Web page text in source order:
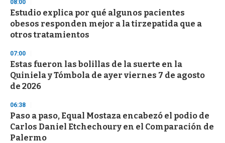
08:00
Estudio explica por qué algunos pacientes
obesos responden mejor a la tirzepatida que a
otros tratamientos
07:00
Estas fueron las bolillas de la suerte en la
Quiniela y Tómbola de ayer viernes 7 de agosto
de 2026
06:38
Paso a paso, Equal Mostaza encabezó el podio de
Carlos Daniel Etchechoury en el Comparación de
Palermo